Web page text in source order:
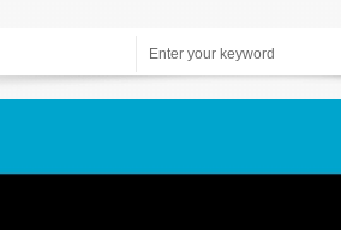
Noticias, debates, fiestas, cultura, ocio y